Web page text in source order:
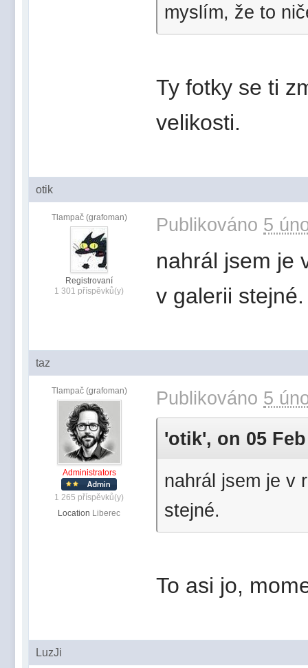
myslím, že to
Ty fotky se ti
velikosti.
otik
Tlampač (grafoman)
Registrovaní
1 301 příspěvků(y)
Publikováno 5
nahrál jsem je
v galerii stejné.
taz
Tlampač (grafoman)
Administrators
1 265 příspěvků(y)
Location Liberec
Publikováno 5
'otik', on 05
nahrál jsem je v
stejné.
To asi jo,
LuzJi